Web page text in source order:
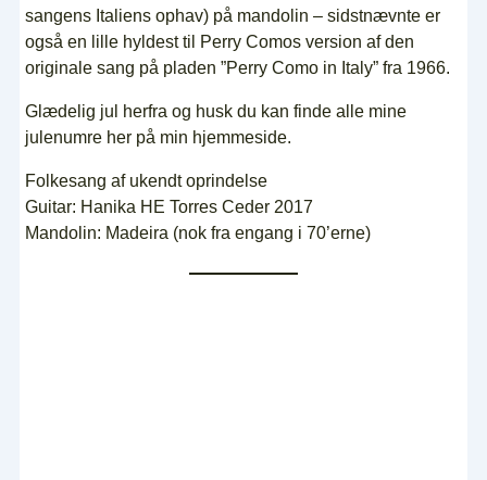
sangens Italiens ophav) på mandolin – sidstnævnte er
også en lille hyldest til Perry Comos version af den
originale sang på pladen ”Perry Como in Italy” fra 1966.
Glædelig jul herfra og husk du kan finde alle mine
julenumre her på min hjemmeside.
Folkesang af ukendt oprindelse
Guitar: Hanika HE Torres Ceder 2017
Mandolin: Madeira (nok fra engang i 70’erne)